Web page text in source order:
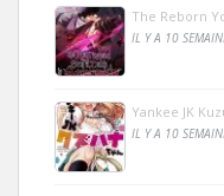
The Reborn
IL Y A 10
Yankee JK
IL Y A 10